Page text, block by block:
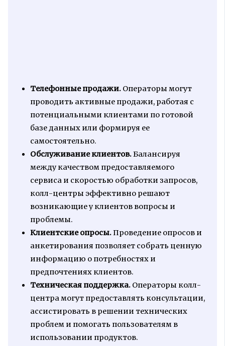
Телефонные продажи.Операторы могут
проводить активные продажи, работая с
потенциальными клиентами по готовой
базе данных или формируя ее
самостоятельно.
Обслуживание клиентов.Балансируя
между качеством предоставляемого
сервиса и скоростью обработки запросов,
колл-центры эффективно решают
возникающие у клиентов вопросы и
проблемы.
Клиентские опросы.Проведение опросов и
анкетирования позволяет собрать ценную
информацию о потребностях и
предпочтениях клиентов.
Техническая поддержка.Операторы колл-
центра могут предоставлять консультации,
ассистировать в решении технических
проблем и помогать пользователям в
использовании продуктов.